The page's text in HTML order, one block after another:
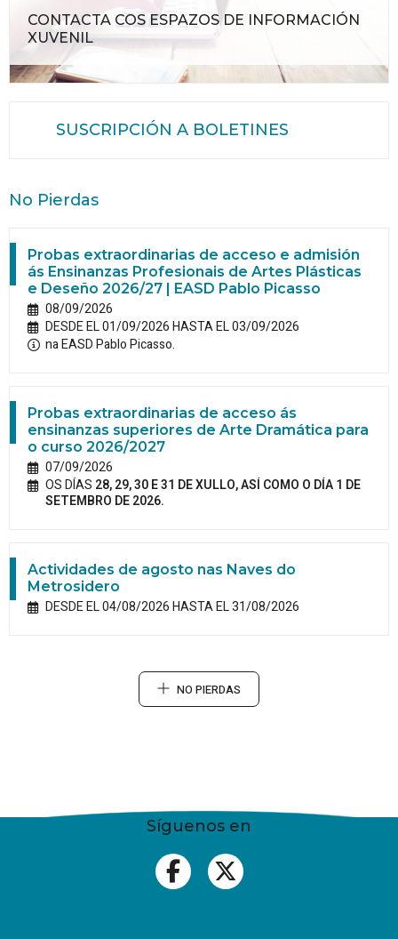
CONTACTA COS ESPAZOS DE INFORMACIÓN
XUVENIL
SUSCRIPCIÓN A BOLETINES
No Pierdas
Probas extraordinarias de acceso e admisión
ás Ensinanzas Profesionais de Artes Plásticas
e Deseño 2026/27 | EASD Pablo Picasso
08/09/2026
DESDE EL 01/09/2026 HASTA EL 03/09/2026
na EASD Pablo Picasso.
Probas extraordinarias de acceso ás
ensinanzas superiores de Arte Dramática para
o curso 2026/2027
07/09/2026
OS DÍAS 28, 29, 30 E 31 DE XULLO, ASÍ COMO O DÍA 1 DE
SETEMBRO DE 2026.
Actividades de agosto nas Naves do
Metrosidero
DESDE EL 04/08/2026 HASTA EL 31/08/2026
NO PIERDAS
Síguenos en